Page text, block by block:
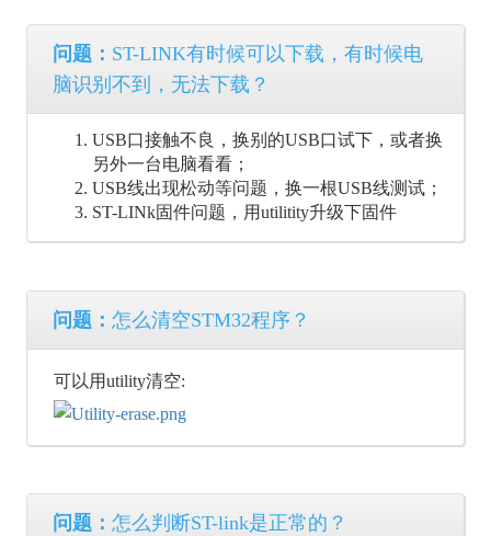
问题： ST-LINK有时候可以下载，有时候电
脑识别不到，无法下载？
USB口接触不良，换别的USB口试下，或者换
另外一台电脑看看；
USB线出现松动等问题，换一根USB线测试；
ST-LINk固件问题，用utilitity升级下固件
问题： 怎么清空STM32程序？
可以用utility清空:
问题： 怎么判断ST-link是正常的？